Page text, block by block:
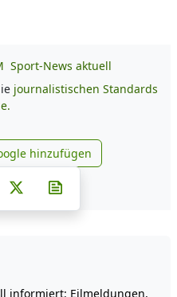
Sport-News aktuell
journalistischen Standards
zu Google
hinzufügen
Facebook
auf Whatsapp
Teilen auf Telegram
Pinterest
E-Mail teilen
Post auf X
informiert: Eilmeldungen,